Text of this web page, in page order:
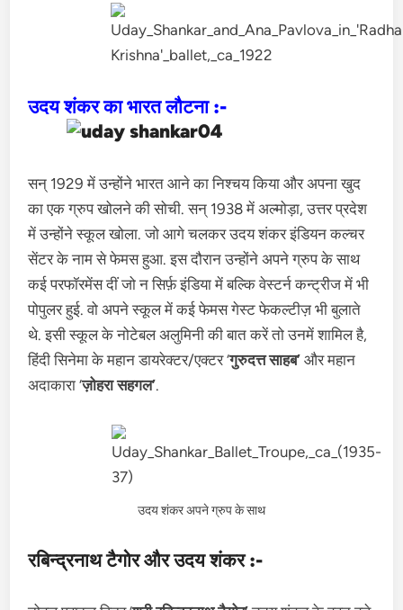
उदय शंकर का भारत लौटना :-
सन् 1929 में उन्होंने भारत आने का निश्चय किया और अपना खुद
का एक ग्रुप खोलने की सोची. सन् 1938 में अल्मोड़ा, उत्तर प्रदेश
में उन्होंने स्कूल खोला. जो आगे चलकर उदय शंकर इंडियन कल्चर
सेंटर के नाम से फेमस हुआ. इस दौरान उन्होंने अपने ग्रुप के साथ
कई परफॉरमेंस दीं जो न सिर्फ़ इंडिया में बल्कि वेस्टर्न कन्ट्रीज में भी
पोपुलर हुई. वो अपने स्कूल में कई फेमस गेस्ट फेकल्टीज़ भी बुलाते
थे. इसी स्कूल के नोटेबल अलुमिनी की बात करें तो उनमें शामिल है,
हिंदी सिनेमा के महान डायरेक्टर/एक्टर ‘गुरुदत्त साहब’ और महान
अदाकारा ‘ज़ोहरा सहगल’.
उदय शंकर अपने ग्रुप के साथ
रबिन्द्रनाथ टैगोर और उदय शंकर :-